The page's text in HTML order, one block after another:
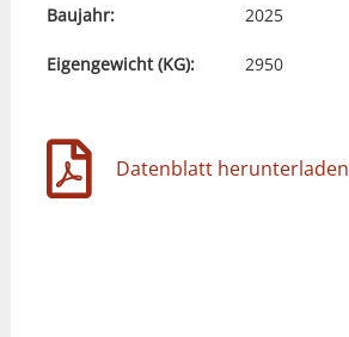
Baujahr: 2025
Eigengewicht (KG): 2950
Datenblatt herunterladen